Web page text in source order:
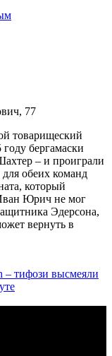
77
товарищеский
бергамаски
– и проиграли
обеих команд
который
Юрич не мог
Эдерсона,
вернуть в
– тифози высмеяли